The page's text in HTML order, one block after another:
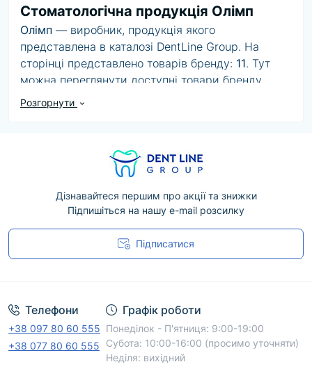
Стоматологічна продукція Олімп
Олімп — виробник, продукція якого
представлена в каталозі DentLine Group. На
сторінці представлено товарів бренду: 11. Тут
можна переглянути доступні товари бренду,
порівняти ціни, характеристики та варіанти
враховувати її призначення, сумісність з
обладнанням або матеріалами, а також офіційні
рекомендації виробника. Дані про конкретну
модель, форму випуску й комплектацію наведені
Менеджери DentLine Group допоможуть
безпечного професійного використання
дотримуйтеся інструкції виробника.
Розгорнути
Дізнавайтеся першим про акції та знижки
Підпишіться на нашу e-mail розсилку
Підписатися
Телефони
+38 097 80 60 555
+38 077 80 60 555
Графік роботи
Понеділок - П'ятниця: 9:00-19:00
Субота: 10:00-16:00 (просимо уточняти)
Неділя: вихідний